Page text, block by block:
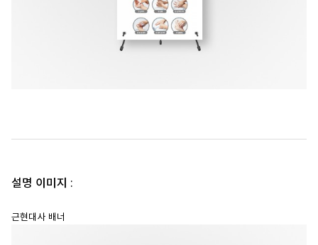
설명 이미지 :
근현대사 배너